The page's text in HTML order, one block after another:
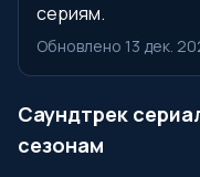
сериям.
Обновлено 13 дек.
Саундтрек
сезонам